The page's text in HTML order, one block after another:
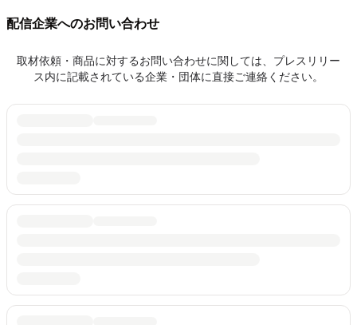
配信企業へのお問い合わせ
取材依頼・商品に対するお問い合わせに関しては、プレスリリー
ス内に記載されている企業・団体に直接ご連絡ください。